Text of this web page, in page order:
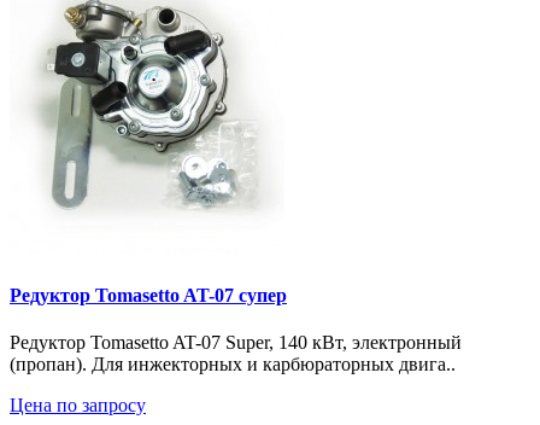
Редуктор Tomasetto AT-07 супер
Редуктор Tomasetto AT-07 Super, 140 кВт, электронный
(пропан). Для инжекторных и карбюраторных двига..
Цена по запросу